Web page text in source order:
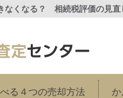
なくなる？ 相続税評価の見
る４つの売却方法